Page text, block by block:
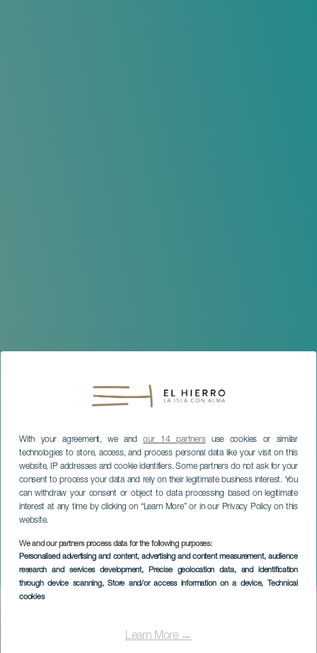
With your agreement, we andour 14 partnersuse cookies or similar
technologies to store, access, and process personal data like your visit on this
website, IP addresses and cookie identifiers. Some partners do not ask for your
consent to process your data and rely on their legitimate business interest. You
can withdraw your consent or object to data processing based on legitimate
interest at any time by clicking on “Learn More” or in our Privacy Policy on this
website.
We and our partners process data for the following purposes:
Personalised advertising and content, advertising and content measurement, audience
research and services development, Precise geolocation data, and identification
through device scanning, Store and/or access information on a device, Technical
cookies
Learn More →
Liga Herobike 2023. El
Hierro